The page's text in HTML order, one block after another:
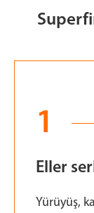
1
Eller
Yürüyüş,